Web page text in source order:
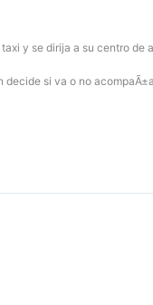
y se dirija a su centro de
si va o no